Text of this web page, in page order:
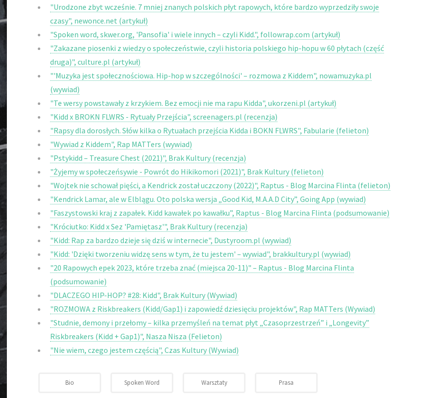
"Urodzone zbyt wcześnie. 7 mniej znanych polskich płyt rapowych, które bardzo wyprzedziły swoje
czasy", newonce.net (artykuł)
"Spoken word, skwer.org, 'Pansofia' i wiele innych – czyli Kidd.", followrap.com (artykuł)
"Zakazane piosenki z wiedzy o społeczeństwie, czyli historia polskiego hip-hopu w 60 płytach (część
druga)", culture.pl (artykuł)
"'Muzyka jest społecznościowa. Hip-hop w szczególności' – rozmowa z Kiddem", nowamuzyka.pl
(wywiad)
"Te wersy powstawały z krzykiem. Bez emocji nie ma rapu Kidda", ukorzeni.pl (artykuł)
"Kidd x BROKN FLWRS - Rytuały Przejścia", screenagers.pl (recenzja)
"Rapsy dla dorosłych. Słów kilka o Rytuałach przejścia Kidda i BOKN FLWRS", Fabularie (felieton)
"Wywiad z Kiddem", Rap MATTers (wywiad)
"Pstykidd – Treasure Chest (2021)", Brak Kultury (recenzja)
"Żyjemy w społeczeńsywie - Powrót do Hikikomori (2021)", Brak Kultury (felieton)
"Wojtek nie schował pięści, a Kendrick został uczczony (2022)", Raptus - Blog Marcina Flinta (felieton)
"Kendrick Lamar, ale w Elblągu. Oto polska wersja „Good Kid, M.A.A.D City”, Going App (wywiad)
"Faszystowski kraj z zapałek. Kidd kawałek po kawałku”, Raptus - Blog Marcina Flinta (podsumowanie)
"Króciutko: Kidd x Sez 'Pamiętasz'", Brak Kultury (recenzja)
"Kidd: Rap za bardzo dzieje się dziś w internecie", Dustyroom.pl (wywiad)
"Kidd: 'Dzięki tworzeniu widzę sens w tym, że tu jestem' – wywiad", brakkultury.pl (wywiad)
"20 Rapowych epek 2023, które trzeba znać (miejsca 20-11)" – Raptus - Blog Marcina Flinta
(podsumowanie)
"DLACZEGO HIP-HOP? #28: Kidd", Brak Kultury (Wywiad)
"ROZMOWA z Riskbreakers (Kidd/Gap1) i zapowiedź dziesięciu projektów", Rap MATTers (Wywiad)
"Studnie, demony i przełomy – kilka przemyśleń na temat płyt „Czasoprzestrzeń” i „Longevity”
Riskbreakers (Kidd + Gap1)", Nasza Nisza (Felieton)
"Nie wiem, czego jestem częścią", Czas Kultury (Wywiad)
Bio Spoken Word Warsztaty Prasa